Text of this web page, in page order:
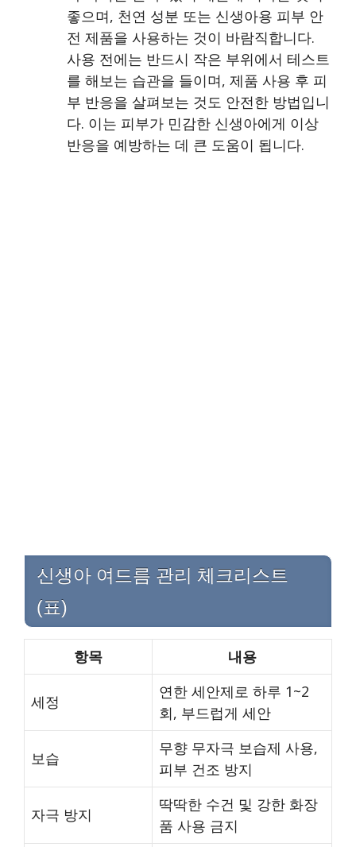
좋으며, 천연 성분 또는 신생아용 피부 안
전 제품을 사용하는 것이 바람직합니다.
사용 전에는 반드시 작은 부위에서 테스트
를 해보는 습관을 들이며, 제품 사용 후 피
부 반응을 살펴보는 것도 안전한 방법입니
다. 이는 피부가 민감한 신생아에게 이상
반응을 예방하는 데 큰 도움이 됩니다.
신생아 여드름 관리 체크리스트
(표)
항목 내용
세정
연한 세안제로 하루 1~2
회, 부드럽게 세안
보습
무향 무자극 보습제 사용,
피부 건조 방지
자극 방지
딱딱한 수건 및 강한 화장
품 사용 금지